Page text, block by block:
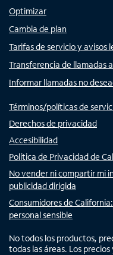
Optimizar
Cambia de plan
Tarifas de servicio y avisos
Transferencia de llamadas
Informar llamadas no
Términos/políticas de
Derechos de privacidad
Accesibilidad
Política de Privacidad de
No vender ni compartir mi
publicidad dirigida
Consumidores de
personal sensible
No todos los productos,
todas las áreas. Los